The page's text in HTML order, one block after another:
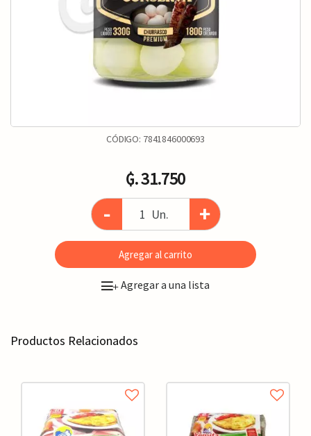
CÓDIGO: 7841846000693
₲. 31.750
- Un. +
Agregar al carrito
+Agregar a una lista
Productos Relacionados